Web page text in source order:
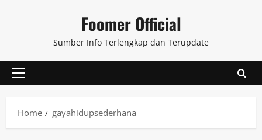
Foomer Official
Sumber Info Terlengkap dan Terupdate
Primary
Home
gayahidupsederhana